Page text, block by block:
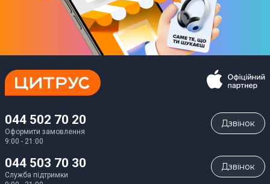
044 502 70 20
Оформити замовлення
9:00 - 21:00
Дзвiнок
044 503 70 30
Служба підтримки
Дзвiнок